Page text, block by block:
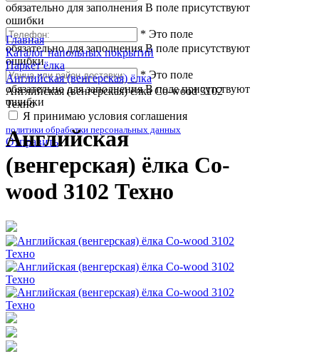
обязательно для заполнения В поле присутствуют
ошибки
* Это поле
обязательно для заполнения В поле присутствуют
ошибки
* Это поле
обязательно для заполнения В поле присутствуют
ошибки
Я принимаю условия соглашения
политики обработки персональных данных
Отправить
Главная
Каталог напольных покрытий
Паркет ёлка
Английская (венгерская) ёлка
Английская (венгерская) ёлка Co-wood 3102
Техно
Английская
(венгерская) ёлка Co-
wood 3102 Техно